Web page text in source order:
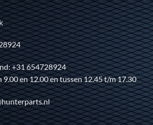
+31 654728924
9.00 en 12.00 en tussen 12.45 t/m 17.30